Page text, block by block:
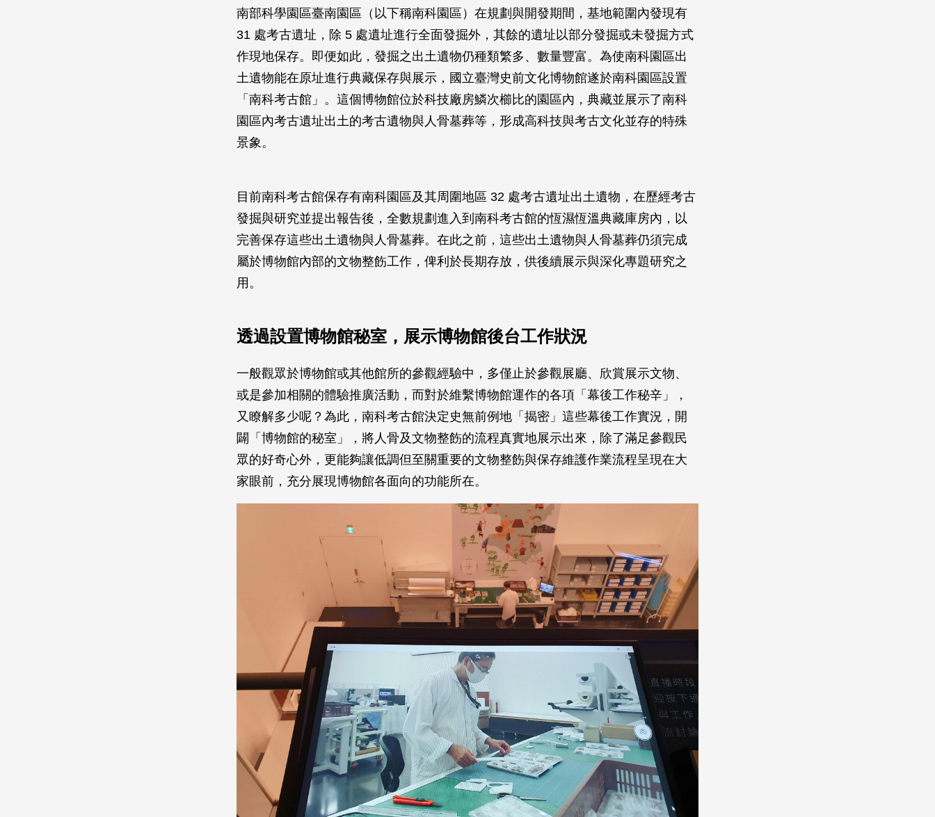
南部科學園區臺南園區（以下稱南科園區）在規劃與開發期間，基地範圍內發現有
31 處考古遺址，除 5 處遺址進行全面發掘外，其餘的遺址以部分發掘或未發掘方式
作現地保存。即便如此，發掘之出土遺物仍種類繁多、數量豐富。為使南科園區出
土遺物能在原址進行典藏保存與展示，國立臺灣史前文化博物館遂於南科園區設置
「南科考古館」。這個博物館位於科技廠房鱗次櫛比的園區內，典藏並展示了南科
園區內考古遺址出土的考古遺物與人骨墓葬等，形成高科技與考古文化並存的特殊
景象。
目前南科考古館保存有南科園區及其周圍地區 32 處考古遺址出土遺物，在歷經考古
發掘與研究並提出報告後，全數規劃進入到南科考古館的恆濕恆溫典藏庫房內，以
完善保存這些出土遺物與人骨墓葬。在此之前，這些出土遺物與人骨墓葬仍須完成
屬於博物館內部的文物整飭工作，俾利於長期存放，供後續展示與深化專題研究之
用。
透過設置博物館秘室，展示博物館後台工作狀況
一般觀眾於博物館或其他館所的參觀經驗中，多僅止於參觀展廳、欣賞展示文物、
或是參加相關的體驗推廣活動，而對於維繫博物館運作的各項「幕後工作秘辛」，
又瞭解多少呢？為此，南科考古館決定史無前例地「揭密」這些幕後工作實況，開
闢「博物館的秘室」，將人骨及文物整飭的流程真實地展示出來，除了滿足參觀民
眾的好奇心外，更能夠讓低調但至關重要的文物整飭與保存維護作業流程呈現在大
家眼前，充分展現博物館各面向的功能所在。